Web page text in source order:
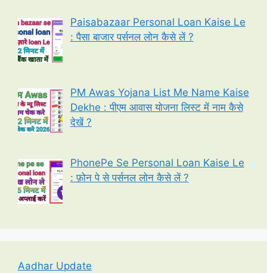
Paisabazaar Personal Loan Kaise Le
: पैसा बाजार पर्सनल लोन कैसे लें ?
PM Awas Yojana List Me Name Kaise
Dekhe : पीएम आवास योजना लिस्ट में नाम कैसे
देखें ?
PhonePe Se Personal Loan Kaise Le
: फ़ोन पे से पर्सनल लोन कैसे लें ?
Aadhar Update